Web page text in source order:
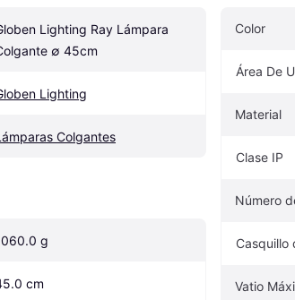
Lighting Ray Lámpara
∅ 45cm
Lighting
Colgantes
g
cm
Color
Área De
Material
Clase IP
Número
Casquillo
Vatio